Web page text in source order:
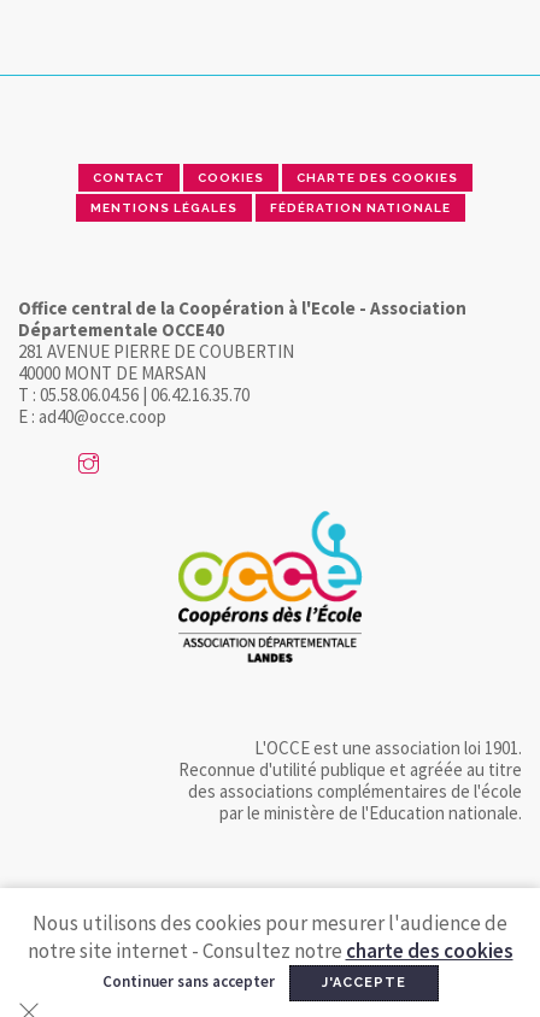
CONTACT COOKIES CHARTE DES COOKIES
MENTIONS LÉGALES FÉDÉRATION NATIONALE
Office central de la Coopération à l'Ecole - Association
Départementale OCCE40
281 AVENUE PIERRE DE COUBERTIN
40000 MONT DE MARSAN
T : 05.58.06.04.56 | 06.42.16.35.70
E : ad40@occe.coop
L'OCCE est une association loi 1901.
Reconnue d'utilité publique et agréée au titre
des associations complémentaires de l'école
par le ministère de l'Education nationale.
Nous utilisons des cookies pour mesurer l'audience de
notre site internet - Consultez notre charte des cookies
Continuer sans accepter J'ACCEPTE